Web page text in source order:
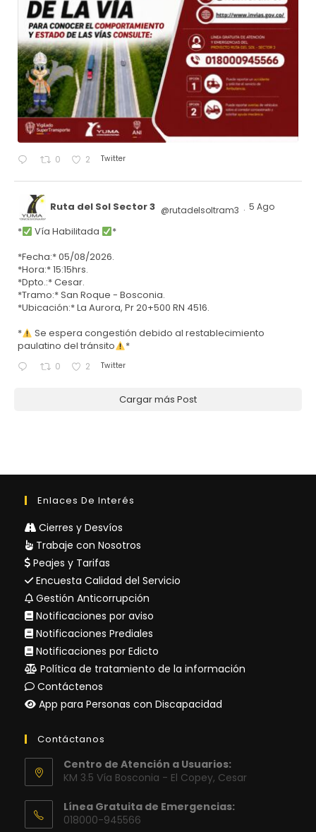
0 2 Twitter
Ruta del Sol Sector 3 @rutadelsoltram3 · 5 Ago
* Vía Habilitada
*
*Fecha:* 05/08/2026.
*Hora:* 15:15hrs.
*Dpto.:* Cesar.
*Tramo:* San Roque - Bosconia.
*Ubicación:* La Aurora, Pr 20+500 RN 4516.
*
Se espera congestión debido al restablecimiento
paulatino del tránsito
*
0 2 Twitter
Cargar más Post
Enlaces De Interés
Cierres y Desvíos
Trabaje con Nosotros
Peajes y Tarifas
Encuesta Calidad del Servicio
Gestión Anticorrupción
Notificaciones por aviso
Notificaciones Prediales
Notificaciones por Edicto
Política de tratamiento de la información
Contáctenos
App para Personas con Discapacidad
Contáctanos
Centro de Atención a Usuarios:
KM 3.5 Vía Bosconia - El Copey, Cesar
Línea Gratuita de Emergencias:
018000-945566